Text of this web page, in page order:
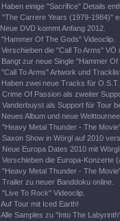
Haben einige "Sacrifice" Details
"The Carrere Years (1979-1984)"
Neue DVD kommt Anfang 2012.
"Hammer Of The Gods" Videoclip.
Verschieben die "Call To Arms" VÖ
Bangt zur neue Single "Hammer
"Call To Arms" Artwork und
Haben zwei neue Tracks für
Crime Of Passion als zweiter
Vanderbuyst als Support für Tour
Neues Album und neue
"Heavy Metal Thunder - The
Saxon Show in Wörgl auf 2010
Neue Europa Dates 2010 mit
Verschieben die Europa-Konzerte
"Heavy Metal Thunder - The
Trailer zu neuer Banddoku online.
"Live To Rock" Videoclip.
Auf Tour mit Iced Earth!
Alle Samples zu "Into The